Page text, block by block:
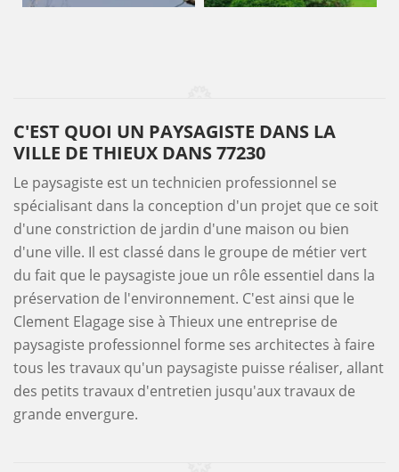
C'EST QUOI UN PAYSAGISTE DANS LA
VILLE DE THIEUX DANS 77230
Le paysagiste est un technicien professionnel se
spécialisant dans la conception d'un projet que ce soit
d'une constriction de jardin d'une maison ou bien
d'une ville. Il est classé dans le groupe de métier vert
du fait que le paysagiste joue un rôle essentiel dans la
préservation de l'environnement. C'est ainsi que le
Clement Elagage sise à Thieux une entreprise de
paysagiste professionnel forme ses architectes à faire
tous les travaux qu'un paysagiste puisse réaliser, allant
des petits travaux d'entretien jusqu'aux travaux de
grande envergure.